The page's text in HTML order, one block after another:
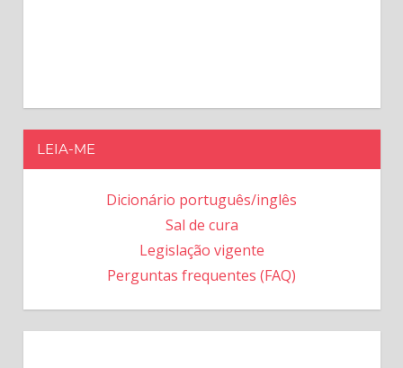
LEIA-ME
Dicionário português/inglês
Sal de cura
Legislação vigente
Perguntas frequentes (FAQ)